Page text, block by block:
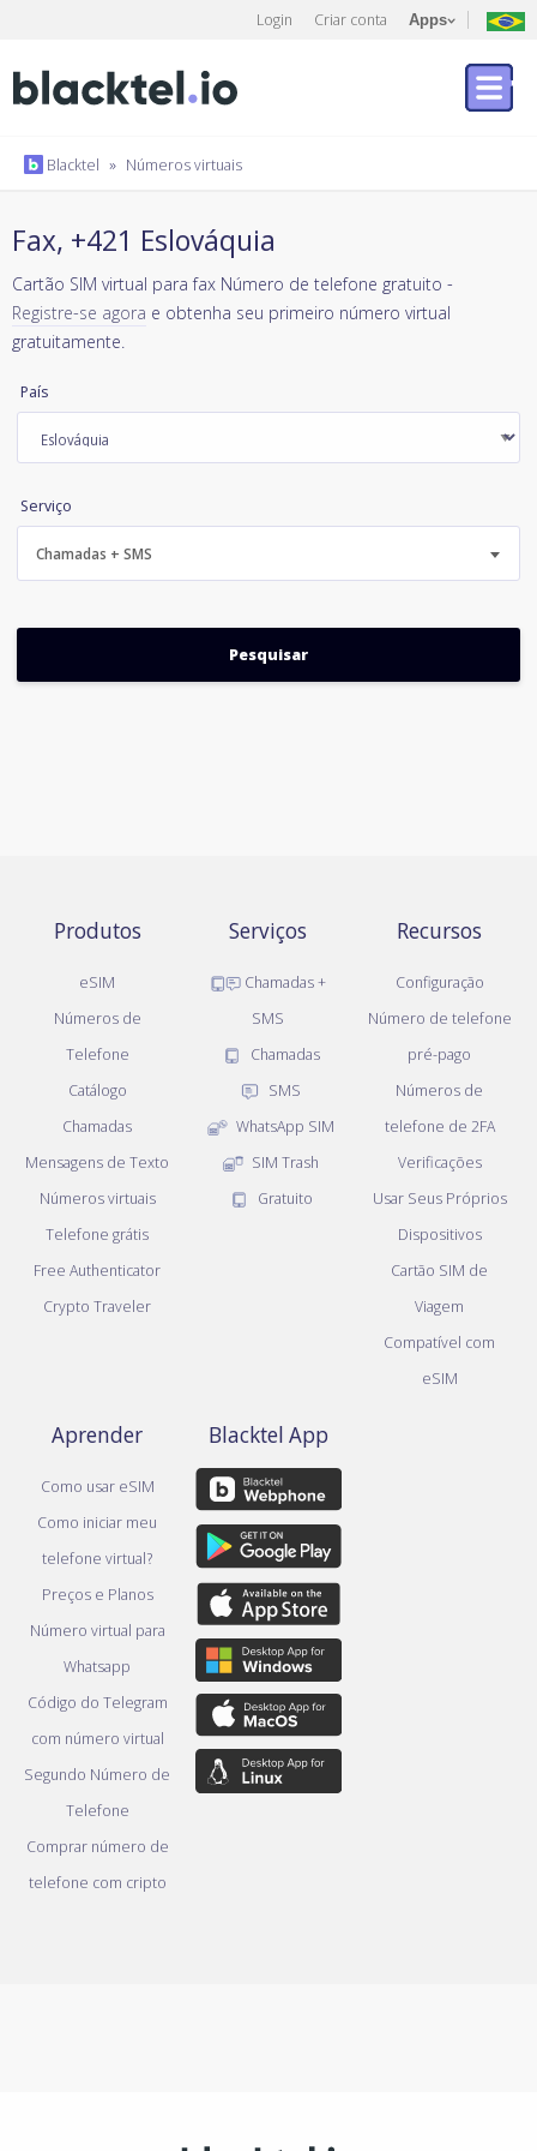
Login Criar conta Apps
Blacktel » Números virtuais
Fax, +421 Eslováquia
Cartão SIM virtual para fax Número de telefone gratuito -
Registre-se agora e obtenha seu primeiro número virtual
gratuitamente.
País
Serviço
Chamadas + SMS
Produtos
eSIM
Números de
Telefone
Catálogo
Chamadas
Mensagens de Texto
Números virtuais
Telefone grátis
Free Authenticator
Crypto Traveler
Serviços
Chamadas +
SMS
Chamadas
SMS
WhatsApp SIM
SIM Trash
Gratuito
Recursos
Configuração
Número de telefone
pré-pago
Números de
telefone de 2FA
Verificações
Usar Seus Próprios
Dispositivos
Cartão SIM de
Viagem
Compatível com
eSIM
Aprender
Como usar eSIM
Como iniciar meu
telefone virtual?
Preços e Planos
Número virtual para
Whatsapp
Código do Telegram
com número virtual
Segundo Número de
Telefone
Comprar número de
telefone com cripto
Blacktel App